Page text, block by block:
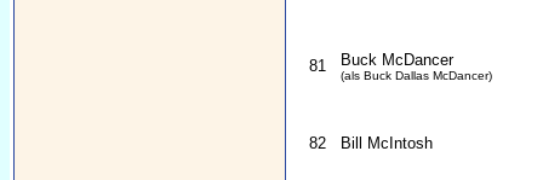
81 Buck McDancer
(als Buck Dallas McDancer)
82 Bill McIntosh